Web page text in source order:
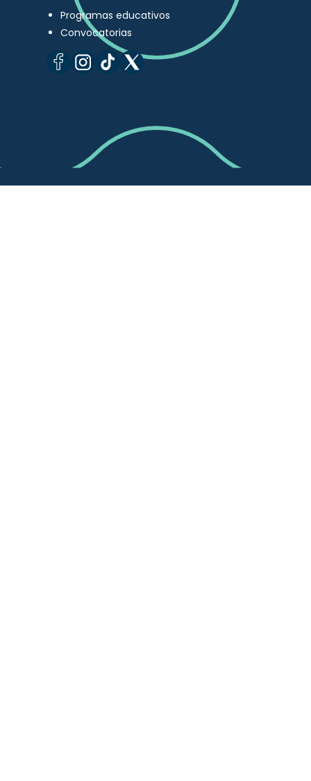
Programas educativos
Convocatorias